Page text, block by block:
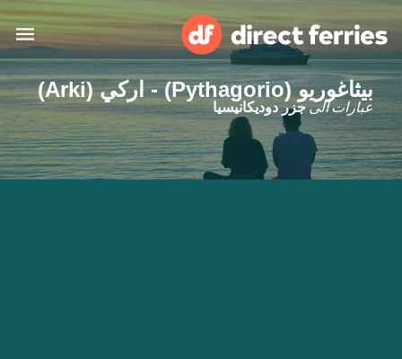
البلدان
تذاكر العبّارة
بيثاغوريو (Pythagorio) - اركي (Arki)
عبارات الىجزر دوديكانيسيا